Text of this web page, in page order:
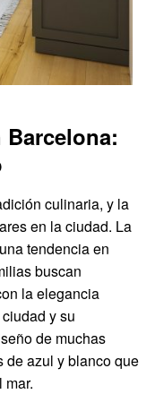
Barcelona:
culinaria, y la
en la ciudad. La
tendencia en
buscan
la elegancia
y su
de muchas
de azul y blanco que
mar.